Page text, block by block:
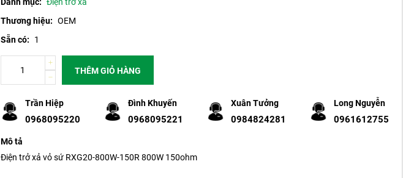
Danh mục: Điện trở xả
Thương hiệu: OEM
Sẵn có:
1
THÊM GIỎ HÀNG
Trần Hiệp
0968095220
Đình Khuyến
0968095221
Xuân Tưởng
0984824281
Long Nguyễn
0961612755
Mô tả
Điện trở xả vỏ sứ RXG20-800W-150R 800W 150ohm